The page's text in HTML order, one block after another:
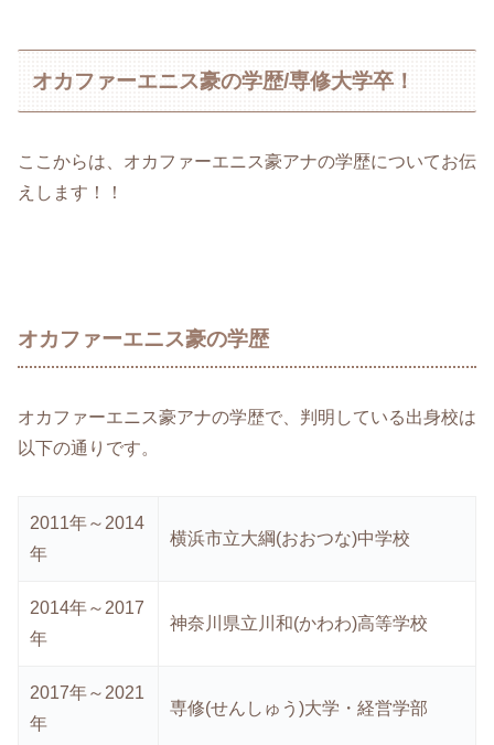
オカファーエニス豪の学歴/専修大学卒！
ここからは、オカファーエニス豪アナの学歴についてお伝
えします！！
オカファーエニス豪の学歴
オカファーエニス豪アナの学歴で、判明している出身校は
以下の通りです。
2011年～2014
年
横浜市立大綱(おおつな)中学校
2014年～2017
年
神奈川県立川和(かわわ)高等学校
2017年～2021
年
専修(せんしゅう)大学・経営学部